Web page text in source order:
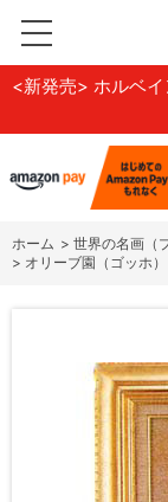
<新発売> ホルベ
ホーム > 世界の名画（
> オリーブ園（ゴッホ